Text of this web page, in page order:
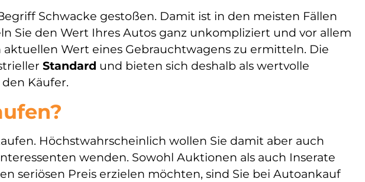
Schwacke gestoßen. Damit ist in den meisten Fällen
Sie den Wert Ihres Autos ganz unkompliziert und vor allem
Wert eines Gebrauchtwagens zu ermitteln. Die
Standard und bieten sich deshalb als wertvolle
Käufer.
Höchstwahrscheinlich wollen Sie damit aber auch
wenden. Sowohl Auktionen als auch Inserate
seriösen Preis erzielen möchten, sind Sie bei Autoankauf